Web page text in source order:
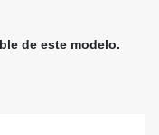
de este modelo.